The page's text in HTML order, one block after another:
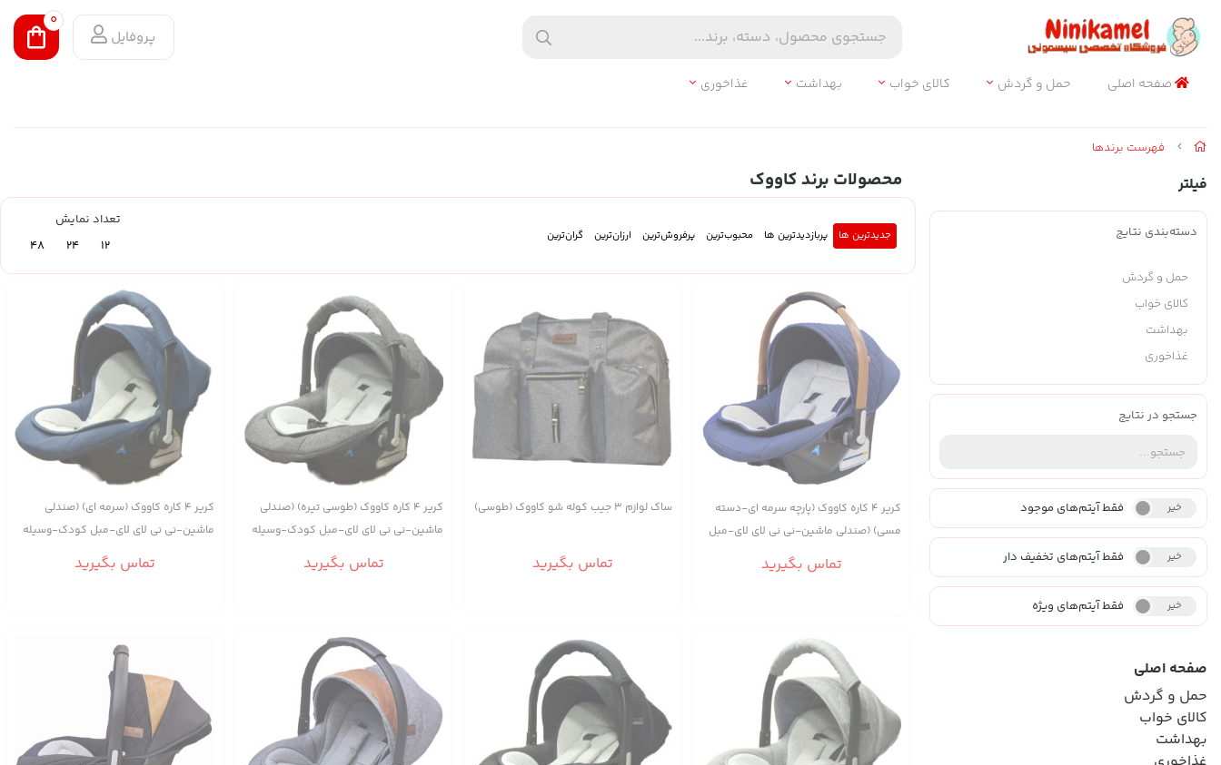
پروفایل
0
صفحه اصلی حمل و گردش کالای خواب بهداشت غذاخوری
فهرست برندها
فیلتر
دسته‌بندی نتایج
حمل و گردش
کالای خواب
بهداشت
غذاخوری
جستجو در نتایج
بله خیر فقط آیتم‌های موجود
بله خیر فقط آیتم‌های تخفیف دار
بله خیر فقط آیتم‌های ویژه
صفحه اصلی
حمل و گردش
کالای خواب
بهداشت
محصولات برند کاووک
جدیدترین ها پربازدیدترین ها محبوب‌‌ترین پرفروش‌ترین ارزان‌ترین گران‌ترین
تعداد نمایش
12
24
48
کریر ۴ کاره کاووک (پارچه سرمه ای-دسته
مسی) (صندلی ماشین-نی نی لای لای-مبل
تماس بگیرید
ساک لوازم ۳ جیب کوله شو کاووک (طوسی)
تماس بگیرید
کریر ۴ کاره کاووک (طوسی تیره) (صندلی
ماشین-نی نی لای لای-مبل کودک-وسیله
تماس بگیرید
کریر ۴ کاره کاووک (سرمه ای) (صندلی
ماشین-نی نی لای لای-مبل کودک-وسیله
تماس بگیرید